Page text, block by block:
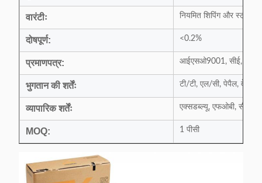
वारंटीः नियमित शिपिंग और स्टॉक
दोषपूर्ण: <0.2%
प्रमाणपत्र: आईएसओ9001, सीई,
भुगतान की शर्तेंः टी/टी, एल/सी, पेपैल, वेस्टर्न
व्यापारिक शर्तेंः एक्सडब्ल्यू, एफओबी,
MOQ: 1 पीसी